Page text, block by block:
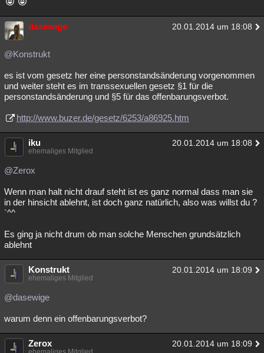
dasewige 20.01.2014 um 18:08
@Konstrukt
es ist vom gesetz her eine personstandsänderung vorgenommen
und weiter steht es im transsexuellen gesetz §1 für die
personstandsänderung und §5 für das offenbarungsverbot.
http://www.buzer.de/gesetz/6253/a86925.htm
iku 20.01.2014 um 18:08
ehemaliges Mitglied
@Zerox
Wenn man halt nicht drauf steht ist es ganz normal dass man sie
in der hinsicht ablehnt, ist doch ganz natürlich, also was willst du ?
`^^
Es ging ja nicht drum ob man solche Menschen grundsätzlich
ablehnt
Konstrukt 20.01.2014 um 18:09
ehemaliges Mitglied
@dasewige
warum denn ein offenbarungsverbot?
Zerox 20.01.2014 um 18:09